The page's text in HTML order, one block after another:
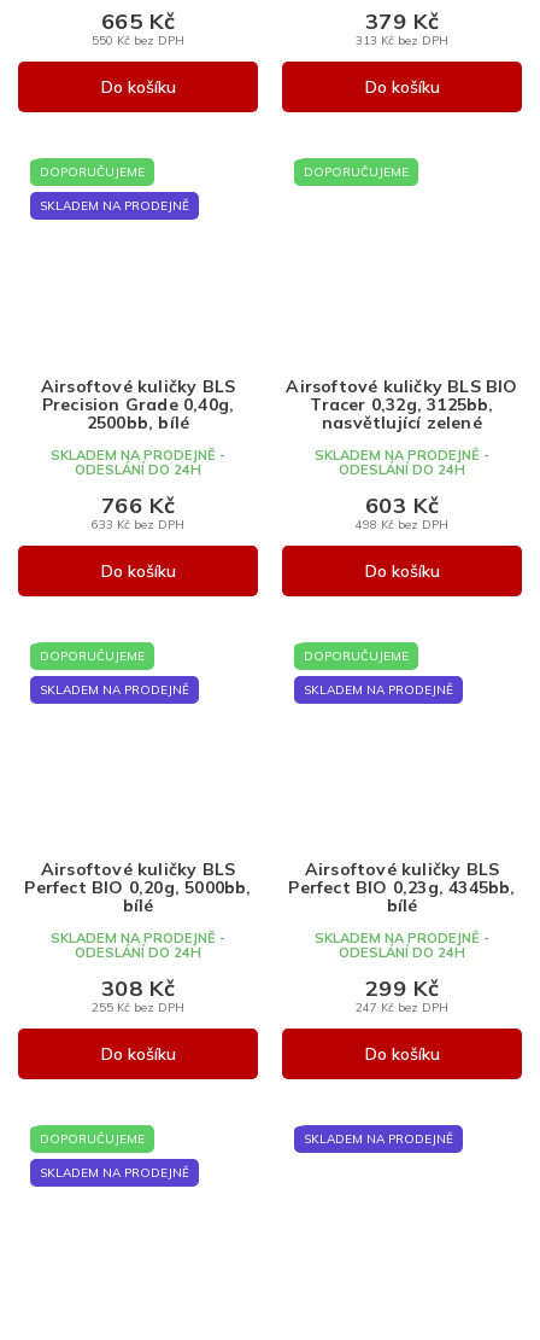
550 Kč bez DPH
665 Kč
Do košíku
313 Kč bez DPH
379 Kč
Do košíku
DOPORUČUJEME
SKLADEM NA PRODEJNĚ
Airsoftové kuličky BLS
Precision Grade 0,40g,
2500bb, bílé
SKLADEM NA PRODEJNĚ -
ODESLÁNÍ DO 24H
633 Kč bez DPH
766 Kč
Do košíku
DOPORUČUJEME
Airsoftové kuličky BLS BIO
Tracer 0,32g, 3125bb,
nasvětlující zelené
SKLADEM NA PRODEJNĚ -
ODESLÁNÍ DO 24H
498 Kč bez DPH
603 Kč
Do košíku
DOPORUČUJEME
SKLADEM NA PRODEJNĚ
Airsoftové kuličky BLS
Perfect BIO 0,20g, 5000bb,
bílé
SKLADEM NA PRODEJNĚ -
ODESLÁNÍ DO 24H
255 Kč bez DPH
308 Kč
Do košíku
DOPORUČUJEME
SKLADEM NA PRODEJNĚ
Airsoftové kuličky BLS
Perfect BIO 0,23g, 4345bb,
bílé
SKLADEM NA PRODEJNĚ -
ODESLÁNÍ DO 24H
247 Kč bez DPH
299 Kč
Do košíku
DOPORUČUJEME
SKLADEM NA PRODEJNĚ
SKLADEM NA PRODEJNĚ